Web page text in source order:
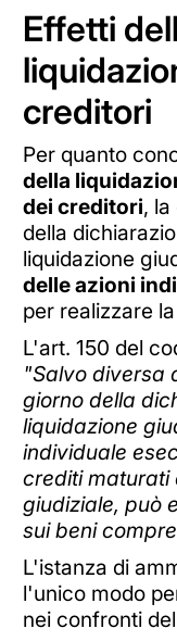
Effetti
creditori
Per quanto
della
dei creditori,
della
liquidazione
delle azioni
per realizzare la
L'art. 150 del
"Salvo diversa
giorno della
liquidazione
individuale
crediti maturati
giudiziale, può
sui beni
L'istanza di
l'unico modo
nei confronti